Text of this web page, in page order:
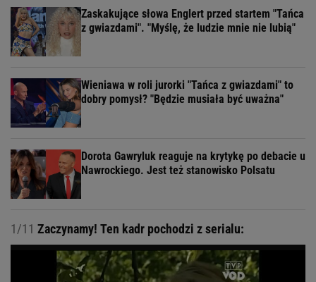
Zaskakujące słowa Englert przed startem "Tańca
z gwiazdami". "Myślę, że ludzie mnie nie lubią"
Wieniawa w roli jurorki "Tańca z gwiazdami" to
dobry pomysł? "Będzie musiała być uważna"
Dorota Gawryluk reaguje na krytykę po debacie u
Nawrockiego. Jest też stanowisko Polsatu
1/11 Zaczynamy! Ten kadr pochodzi z serialu: